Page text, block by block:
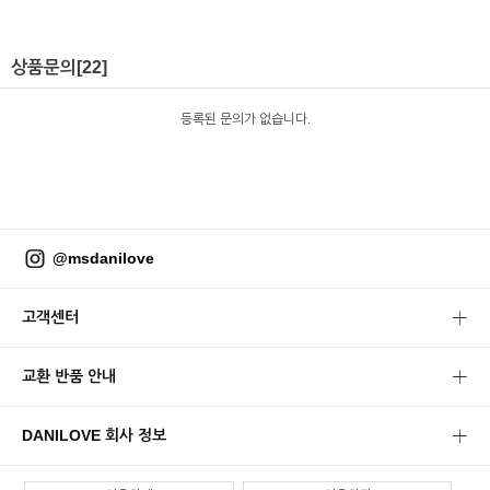
상품문의 [22]
등록된 문의가 없습니다.
@msdanilove
고객센터
교환 반품 안내
DANILOVE 회사 정보